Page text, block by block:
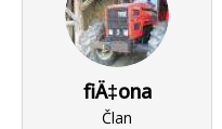
fiÄ‡ona
Član